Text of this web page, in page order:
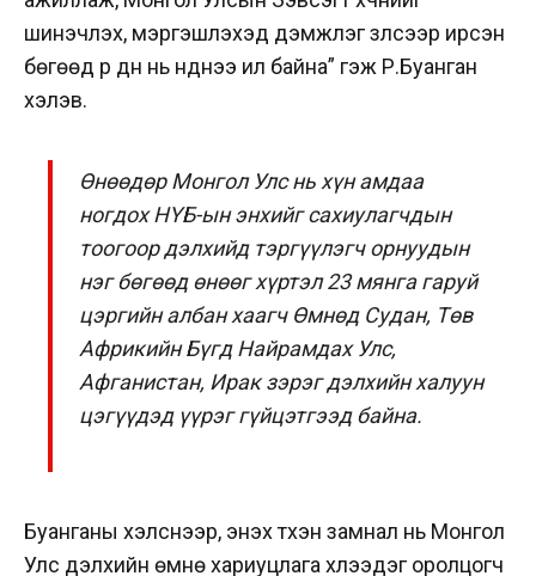
шинэчлэх, мэргэшүүлэхэд дэмжлэг үзүүлсээр ирсэн
бөгөөд үр дүн нь нүднээ ил байна” гэж Р.Буанган
хэлэв.
Өнөөдөр Монгол Улс нь хүн амдаа
ногдох НҮБ-ын энхийг сахиулагчдын
тоогоор дэлхийд тэргүүлэгч орнуудын
нэг бөгөөд өнөөг хүртэл 23 мянга гаруй
цэргийн албан хаагч Өмнөд Судан, Төв
Африкийн Бүгд Найрамдах Улс,
Афганистан, Ирак зэрэг дэлхийн халуун
цэгүүдэд үүрэг гүйцэтгээд байна.
Буанганы хэлснээр, энэхүү түүхэн замнал нь Монгол
Улс дэлхийн өмнө хариуцлага хүлээдэг оролцогч